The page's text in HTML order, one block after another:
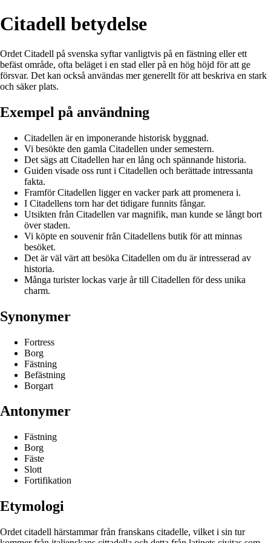
Citadell betydelse
Ordet Citadell på svenska syftar vanligtvis på en fästning eller ett
befäst område, ofta beläget i en stad eller på en hög höjd för att ge
försvar. Det kan också användas mer generellt för att beskriva en stark
och säker plats.
Exempel på användning
Citadellen är en imponerande historisk byggnad.
Vi besökte den gamla Citadellen under semestern.
Det sägs att Citadellen har en lång och spännande historia.
Guiden visade oss runt i Citadellen och berättade intressanta
fakta.
Framför Citadellen ligger en vacker park att promenera i.
I Citadellens torn har det tidigare funnits fångar.
Utsikten från Citadellen var magnifik, man kunde se långt bort
över staden.
Vi köpte en souvenir från Citadellens butik för att minnas
besöket.
Det är väl värt att besöka Citadellen om du är intresserad av
historia.
Många turister lockas varje år till Citadellen för dess unika
charm.
Synonymer
Fortress
Borg
Fästning
Befästning
Borgart
Antonymer
Fästning
Borg
Fäste
Slott
Fortifikation
Etymologi
Ordet citadell härstammar från franskans citadelle, vilket i sin tur